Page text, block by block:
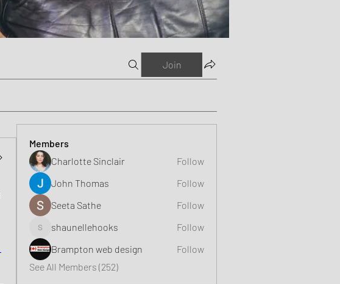
Join
Members
Charlotte Sinclair
Follow
John Thomas
Follow
Seeta Sathe
Follow
shaunellehooks
shaunellehooks
Follow
Brampton web design
Follow
See All Members (252)